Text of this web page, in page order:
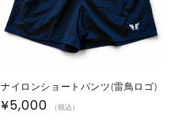
ナイロンショートパンツ(雷鳥ロゴ)
通
¥5,000 （税込）